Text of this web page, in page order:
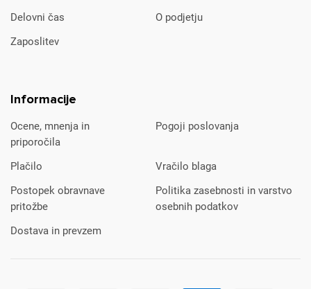
Delovni čas
O podjetju
Zaposlitev
Informacije
Ocene, mnenja in
priporočila
Pogoji poslovanja
Plačilo
Vračilo blaga
Postopek obravnave
pritožbe
Politika zasebnosti in varstvo
osebnih podatkov
Dostava in prevzem